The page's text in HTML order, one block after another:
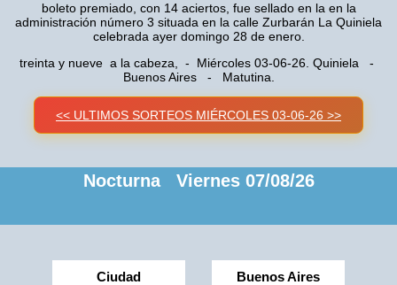
boleto premiado, con 14 aciertos, fue sellado en la en la
administración número 3 situada en la calle Zurbarán La Quiniela
celebrada ayer domingo 28 de enero.
treinta y nueve a la cabeza, - Miércoles 03-06-26. Quiniela -
Buenos Aires - Matutina.
<< ULTIMOS SORTEOS MIÉRCOLES 03-06-26 >>
Nocturna Viernes 07/08/26
Ciudad Buenos Aires